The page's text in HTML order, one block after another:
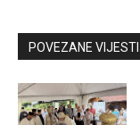
POVEZANE VIJESTI